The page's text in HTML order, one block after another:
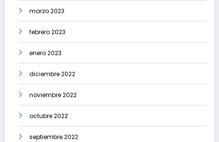
marzo 2023
febrero 2023
enero 2023
diciembre 2022
noviembre 2022
octubre 2022
septiembre 2022